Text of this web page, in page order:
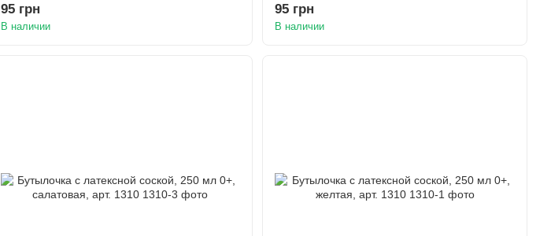
95 грн
В наличии
95 грн
В наличии